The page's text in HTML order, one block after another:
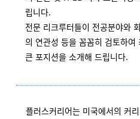
립니다.
전문 리크루터들이 전공분야와
의 연관성 등을 꼼꼼히 검토하여
큰 포지션을 소개해 드립니다.
플러스커리어는 미국에서의 커